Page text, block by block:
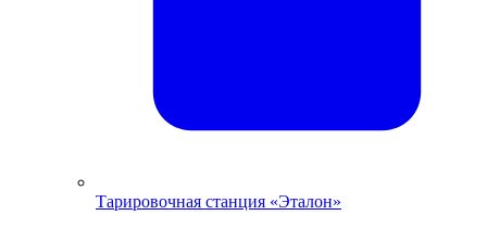
Тарировочная станция «Эталон»